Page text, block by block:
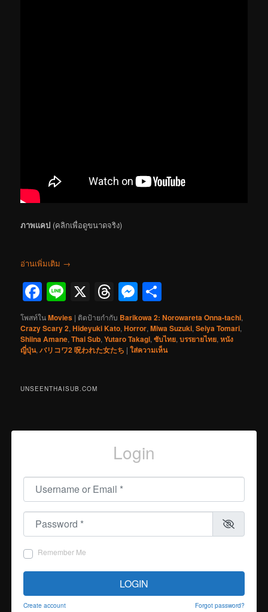
ภาพแคป (คลิกเพื่อดูขนาดจริง)
อ่านเพิ่มเติม →
Facebook
Line
X Threads
Messenger
โพสท์ในMovies | ติดป้ายกำกับ Barikowa 2: Norowareta Onna-tachi,
Crazy Scary 2,Hideyuki Kato,Horror,Miwa Suzuki,Seiya Tomari,
Shiina Amane,Thai Sub,Yutaro Takagi,ซับไทย,บรรยายไทย,หนัง
ญี่ปุ่น,バリコワ2 呪われた女たち |ใส่ความเห็น
UNSEENTHAISUB.COM
Login
Username or Email
Password
Remember Me
LOGIN
Create account Forgot password?